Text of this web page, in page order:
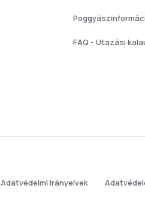
FAQ - Utazási
Adatvédelmi Irányelvek